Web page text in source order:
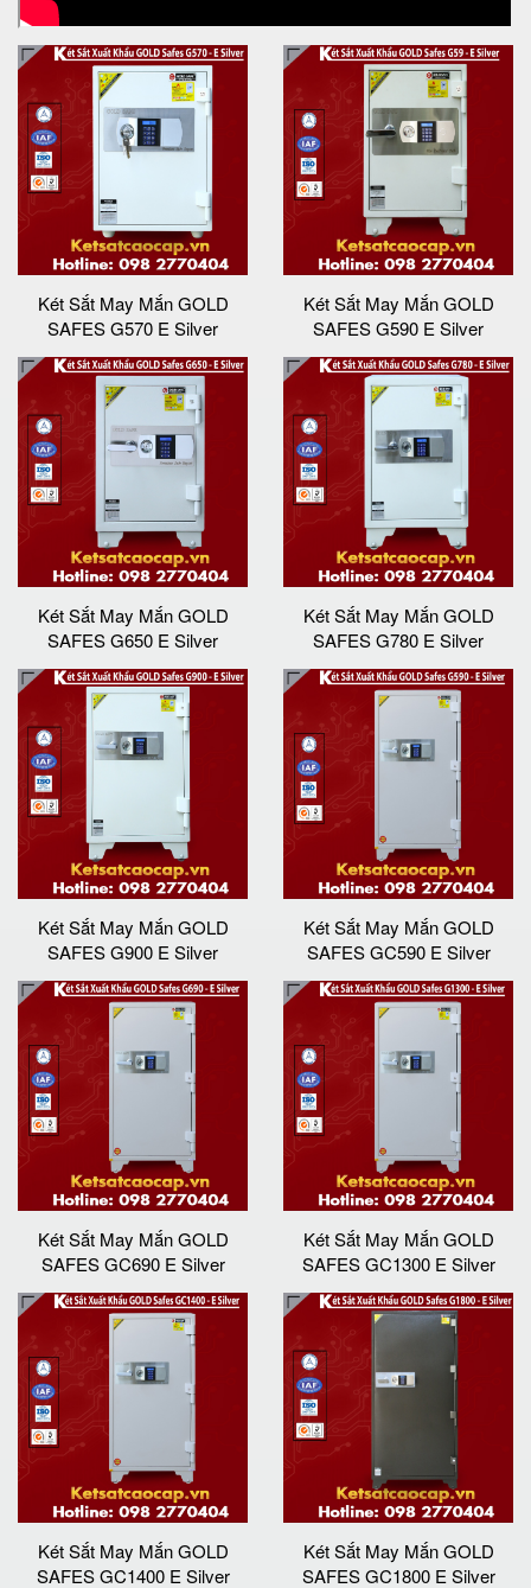
Két Sắt May Mắn GOLD
SAFES G570 E Silver
Két Sắt May Mắn GOLD
SAFES G590 E Silver
Két Sắt May Mắn GOLD
SAFES G650 E Silver
Két Sắt May Mắn GOLD
SAFES G780 E Silver
Két Sắt May Mắn GOLD
SAFES G900 E Silver
Két Sắt May Mắn GOLD
SAFES GC590 E Silver
Két Sắt May Mắn GOLD
SAFES GC690 E Silver
Két Sắt May Mắn GOLD
SAFES GC1300 E Silver
Két Sắt May Mắn GOLD
SAFES GC1400 E Silver
Két Sắt May Mắn GOLD
SAFES GC1800 E Silver